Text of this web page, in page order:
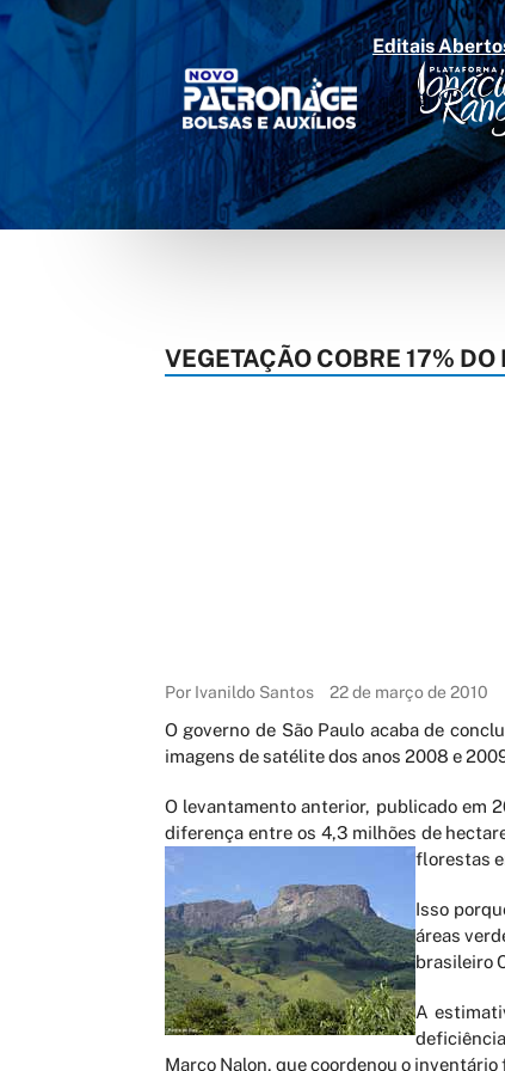
Editais
VEGETAÇÃO COBRE 17%
Por Ivanildo Santos 22 de março de 2010
O governo de São Paulo acaba de
imagens de satélite dos anos 2008 e
O levantamento anterior, publicado em
diferença entre os 4,3 milhões de
florestas
Isso
áreas
brasileiro
A
Marco Nalon, que coordenou o